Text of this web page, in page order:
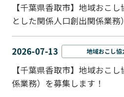
【千葉県香取市】地域おこ
とした関係人口創出関係業務
2026-07-13 地域おこし協
【千葉県香取市】地域おこ
係業務）を募集します！